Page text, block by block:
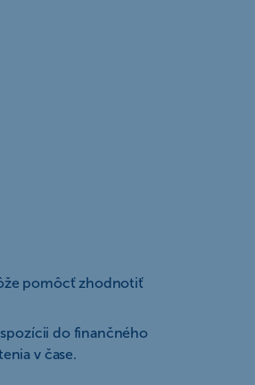
pomôcť zhodnotiť
do finančného
v čase.